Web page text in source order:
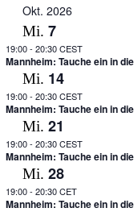
Okt. 2026
Mi. 7
19:00- 20:30 CEST
Mannheim: Tauche ein in
Mi. 14
19:00- 20:30 CEST
Mannheim: Tauche ein in
Mi. 21
19:00- 20:30 CEST
Mannheim: Tauche ein in
Mi. 28
19:00- 20:30 CET
Mannheim: Tauche ein in